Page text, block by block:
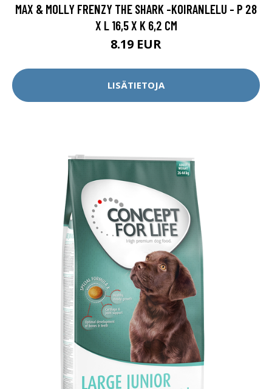
MAX & MOLLY FRENZY THE SHARK -KOIRANLELU - P 28
X L 16,5 X K 6,2 CM
8.19 EUR
LISÄTIETOJA